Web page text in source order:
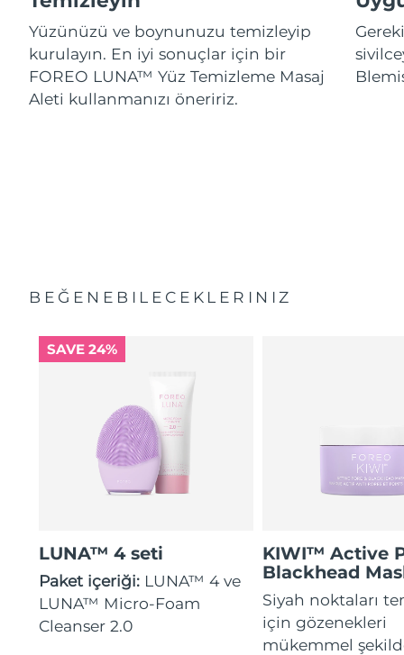
Yüzünüzü ve boynunuzu temizleyip
kurulayın. En iyi sonuçlar için bir
FOREO LUNA™ Yüz Temizleme Masaj
Aleti kullanmanızı öneririz.
BEĞENEBILECEKLERINIZ
SAVE 24%
LUNA™ 4 seti
Paket içeriği: LUNA™ 4 ve
LUNA™ Micro-Foam
Cleanser 2.0
KIWI™ Active
Blackhead
Siyah noktaları
için gözenekleri
mükemmel